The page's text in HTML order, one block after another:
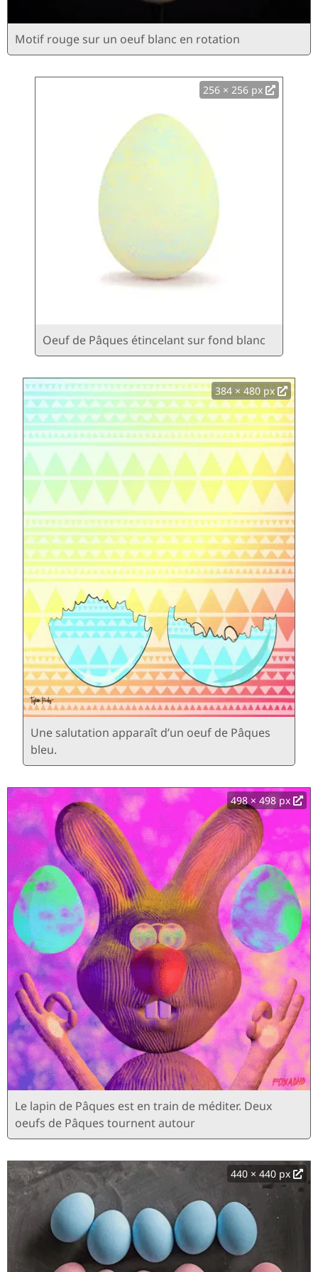
Motif rouge sur un oeuf blanc en rotation
256 × 256 px
Oeuf de Pâques étincelant sur fond blanc
384 × 480 px
Une salutation apparaît d’un oeuf de Pâques
bleu.
498 × 498 px
Le lapin de Pâques est en train de méditer. Deux
oeufs de Pâques tournent autour
440 × 440 px